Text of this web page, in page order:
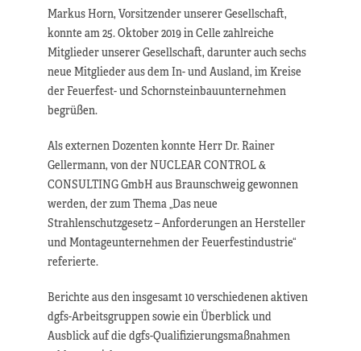
Markus Horn, Vorsitzender unserer Gesellschaft,
konnte am 25. Oktober 2019 in Celle zahlreiche
Mitglieder unserer Gesellschaft, darunter auch sechs
neue Mitglieder aus dem In- und Ausland, im Kreise
der Feuerfest- und Schornsteinbauunternehmen
begrüßen.
Als externen Dozenten konnte Herr Dr. Rainer
Gellermann, von der NUCLEAR CONTROL &
CONSULTING GmbH aus Braunschweig gewonnen
werden, der zum Thema „Das neue
Strahlenschutzgesetz – Anforderungen an Hersteller
und Montageunternehmen der Feuerfestindustrie“
referierte.
Berichte aus den insgesamt 10 verschiedenen aktiven
dgfs-Arbeitsgruppen sowie ein Überblick und
Ausblick auf die dgfs-Qualifizierungsmaßnahmen